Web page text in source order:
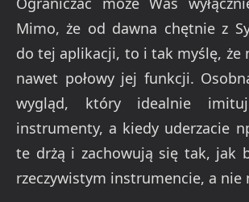
Mimo, że od dawna chętnie z
do tej aplikacji, to i tak myślę, że
nawet połowy jej funkcji.
wygląd, który idealnie
instrumenty, a kiedy uderzacie
te drżą i zachowują się tak, jak
rzeczywistym instrumencie, a nie